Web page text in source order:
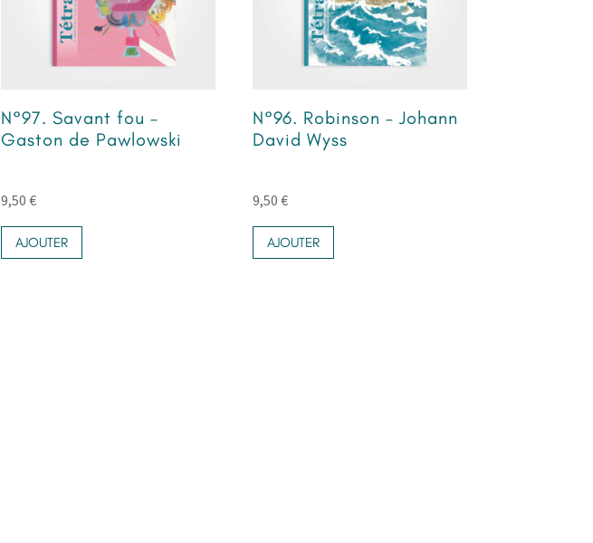
N°97. Savant fou –
Gaston de Pawlowski
9,50€
AJOUTER
N°96. Robinson – Johann
David Wyss
9,50€
AJOUTER